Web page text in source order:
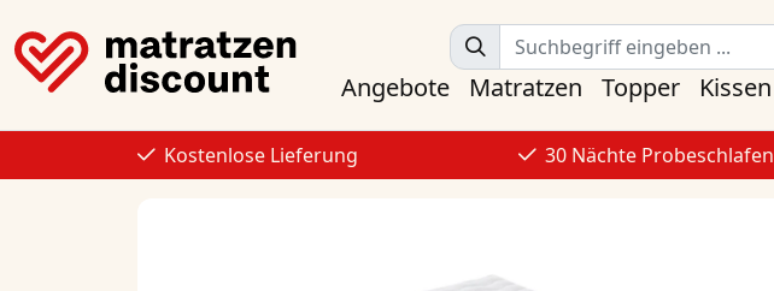
Angebote Matratzen Topper Kissen
Kostenlose Lieferung 30 Nächte Probeschlafen